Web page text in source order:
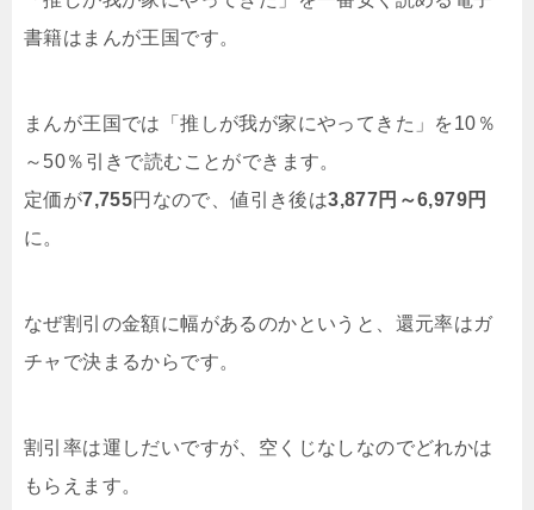
書籍はまんが王国です。
まんが王国では「推しが我が家にやってきた」を10％
～50％引きで読むことができます。
定価が7,755円なので、値引き後は3,877円～6,979円
に。
なぜ割引の金額に幅があるのかというと、還元率はガ
チャで決まるからです。
割引率は運しだいですが、空くじなしなのでどれかは
もらえます。